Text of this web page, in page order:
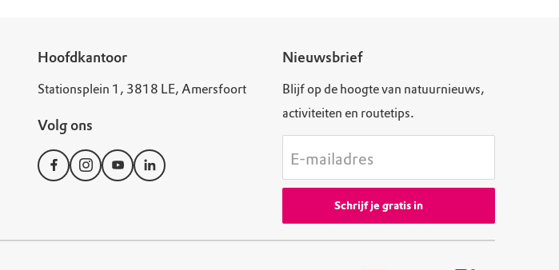
Hoofdkantoor
Stationsplein 1, 3818 LE, Amersfoort
Volg ons
Nieuwsbrief
Blijf op de hoogte van natuurnieuws,
activiteiten en routetips.
E-mailadres
Schrijf je gratis in